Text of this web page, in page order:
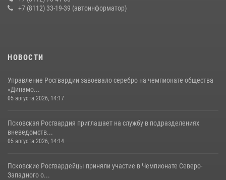
22 июля 2026, 10:19
23 июля 2026, 13:19
+7 (8112) 33-19-39 (автоинформатор)
НОВОСТИ
Управление Росгвардии завоевало серебро на чемпионате общества
«Динамо...
05 августа 2026, 14:17
Псковская Росгвардия приглашает на службу в подразделениях
вневедомств...
05 августа 2026, 14:14
Псковские Росгвардейцы приняли участие в Чемпионате Северо-
Западного о...